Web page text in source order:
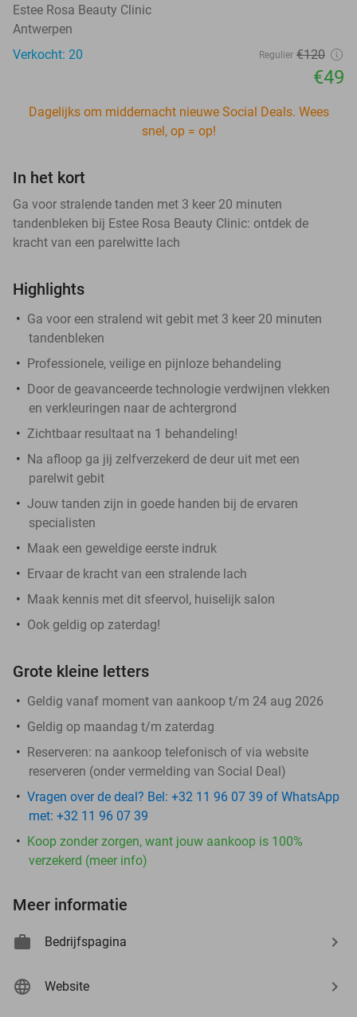
Estee Rosa Beauty Clinic
Antwerpen
Verkocht: 20
Regulier €120
€49
Dagelijks om middernacht nieuwe Social Deals. Wees
snel, op = op!
In het kort
Ga voor stralende tanden met 3 keer 20 minuten
tandenbleken bij Estee Rosa Beauty Clinic: ontdek de
kracht van een parelwitte lach
Highlights
Ga voor een stralend wit gebit met 3 keer 20 minuten
tandenbleken
Professionele, veilige en pijnloze behandeling
Door de geavanceerde technologie verdwijnen vlekken
en verkleuringen naar de achtergrond
Zichtbaar resultaat na 1 behandeling!
Na afloop ga jij zelfverzekerd de deur uit met een
parelwit gebit
Jouw tanden zijn in goede handen bij de ervaren
specialisten
Maak een geweldige eerste indruk
Ervaar de kracht van een stralende lach
Maak kennis met dit sfeervol, huiselijk salon
Ook geldig op zaterdag!
Grote kleine letters
Geldig vanaf moment van aankoop t/m 24 aug 2026
Geldig op maandag t/m zaterdag
Reserveren: na aankoop telefonisch of via website
reserveren (onder vermelding van Social Deal)
Vragen over de deal? Bel: +32 11 96 07 39 of WhatsApp
met: +32 11 96 07 39
Koop zonder zorgen, want jouw aankoop is 100%
verzekerd (meer info)
Meer informatie
Bedrijfspagina
Website